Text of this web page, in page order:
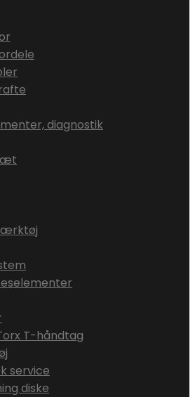
diagnostik
T-håndtag
service
diske